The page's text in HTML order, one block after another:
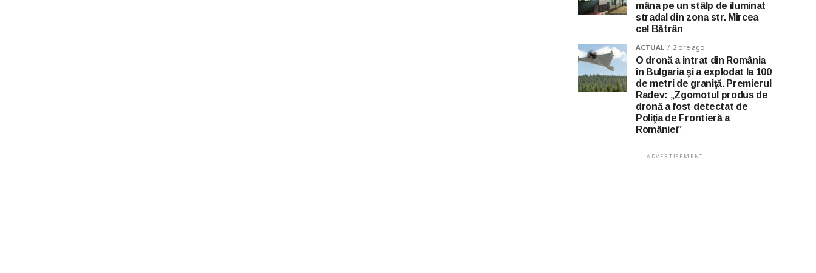
mâna pe un stâlp de iluminat
stradal din zona str. Mircea
cel Bătrân
ACTUAL 2 ore ago
O dronă a intrat din România
în Bulgaria şi a explodat la 100
de metri de graniţă. Premierul
Radev: „Zgomotul produs de
dronă a fost detectat de
Poliţia de Frontieră a
României”
ADVERTISEMENT